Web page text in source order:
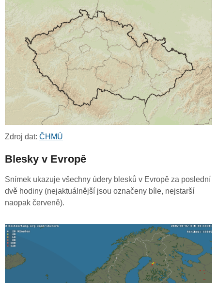
Zdroj dat: ČHMÚ
Blesky v Evropě
Snímek ukazuje všechny údery blesků v Evropě za poslední
dvě hodiny (nejaktuálnější jsou označeny bíle, nejstarší
naopak červeně).